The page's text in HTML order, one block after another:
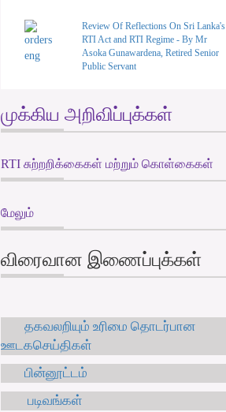
Review Of Reflections On Sri Lanka's
RTI Act and RTI Regime - By Mr
Asoka Gunawardena, Retired Senior
Public Servant
முக்கிய அறிவிப்புக்கள்
RTI சுற்றறிக்கைகள் மற்றும் கொள்கைகள்
மேலும்
விரைவான இணைப்புக்கள்
தகவலறியும் உரிமை தொடர்பான
ஊடகசெய்திகள்
பின்னூட்டம்
படிவங்கள்